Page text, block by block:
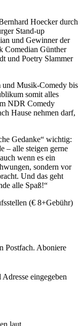
Hoecker durch
Stand-up
und Gewinner der
Comedian Günther
und Poetry Slammer
und Musik-Comedy bis
somit alles
NDR Comedy
Hause nehmen darf,
Gedanke“ wichtig:
– alle steigen gerne
wenn es ein
sondern vor
Und das geht
alle Spaß!“
(€ 8+Gebühr)
Postfach. Aboniere
eingegeben
laut